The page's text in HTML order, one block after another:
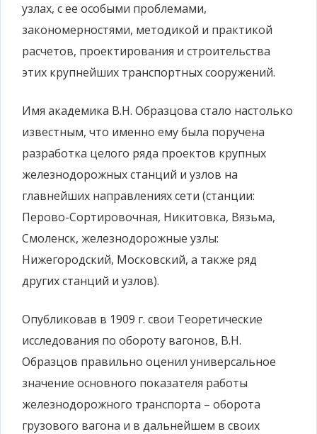
узлах, с ее особыми проблемами,
закономерностями, методикой и практикой
расчетов, проектирования и строительства
этих крупнейших транспортных сооружений.
Имя академика В.Н. Образцова стало настолько
известным, что именно ему была поручена
разработка целого ряда проектов крупных
железнодорожных станций и узлов на
главнейших направлениях сети (станции:
Перово-Сортировочная, Никитовка, Вязьма,
Смоленск, железнодорожные узлы:
Нижегородский, Московский, а также ряд
других станций и узлов).
Опубликовав в 1909 г. свои Теоретические
исследования по обороту вагонов, В.Н.
Образцов правильно оценил универсальное
значение основного показателя работы
железнодорожного транспорта – оборота
грузового вагона и в дальнейшем в своих